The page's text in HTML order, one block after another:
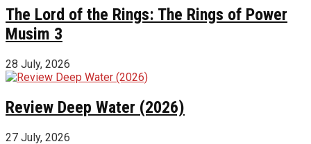
The Lord of the Rings: The Rings of Power
Musim 3
28 July, 2026
Review Deep Water (2026)
27 July, 2026